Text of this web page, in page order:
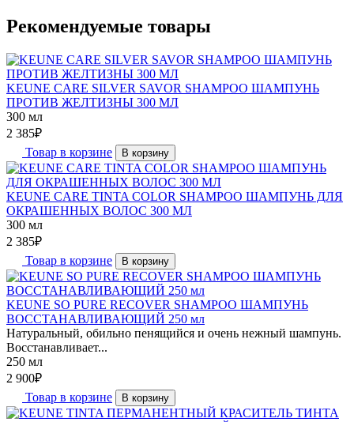
Рекомендуемые товары
KEUNE CARE SILVER SAVOR SHAMPOO ШАМПУНЬ
ПРОТИВ ЖЕЛТИЗНЫ 300 МЛ
300 мл
2 385₽
Товар в корзине
В корзину
KEUNE CARE TINTA COLOR SHAMPOO ШАМПУНЬ ДЛЯ
ОКРАШЕННЫХ ВОЛОС 300 МЛ
300 мл
2 385₽
Товар в корзине
В корзину
KEUNE SO PURE RECOVER SHAMPOO ШАМПУНЬ
ВОССТАНАВЛИВАЮЩИЙ 250 мл
Натуральный, обильно пенящийся и очень нежный шампунь.
Восстанавливает...
250 мл
2 900₽
Товар в корзине
В корзину